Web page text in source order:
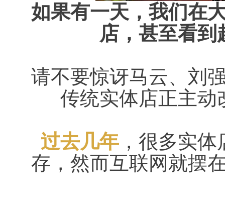
如果有一天，我们在
店，甚至看到
请不要惊讶马云、刘
传统实体店正主动
过去几年 ，很多实
存，然而互联网就摆